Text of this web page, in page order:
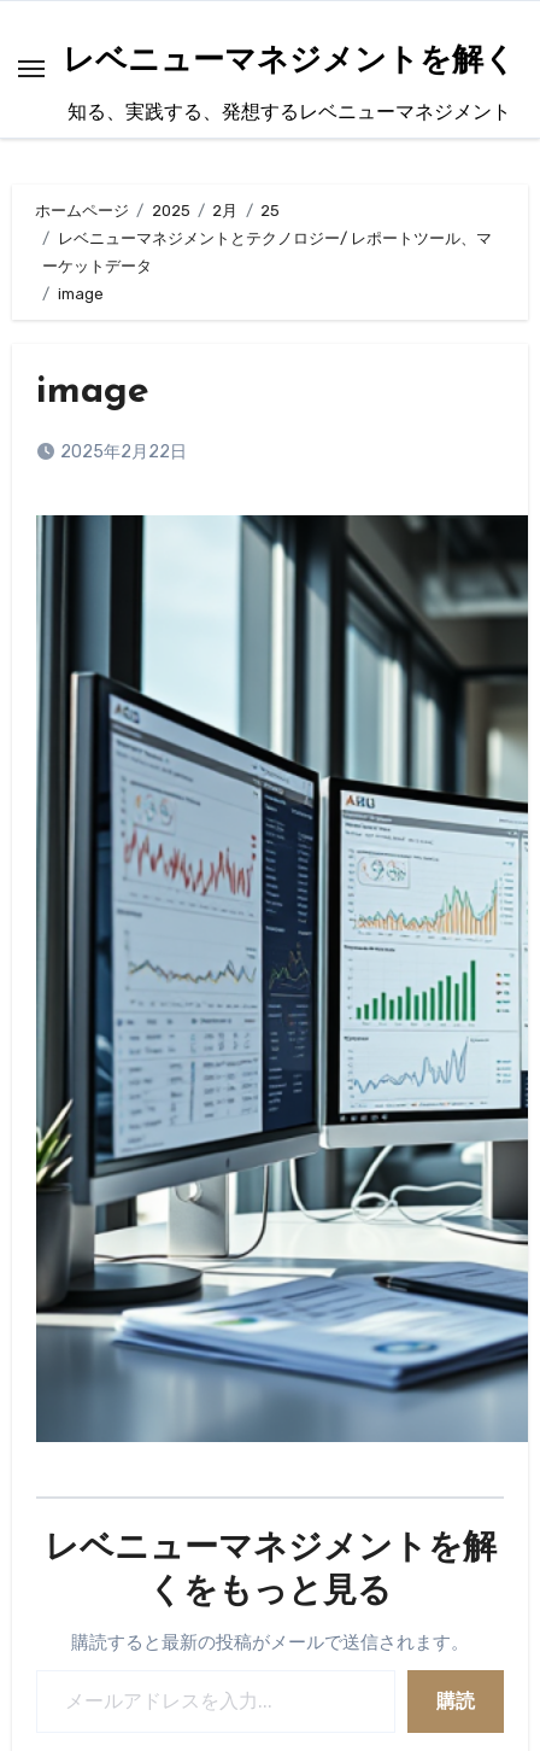
レベニューマネジメントを解く
知る、実践する、発想するレベニューマネジメント
ホームページ 2025 2月
25
レベニューマネジメントとテクノロジー/ レポートツール、マ
ーケットデータ
image
image
2025年2月22日
レベニューマネジメントを解
くをもっと見る
購読すると最新の投稿がメールで送信されます。
購読